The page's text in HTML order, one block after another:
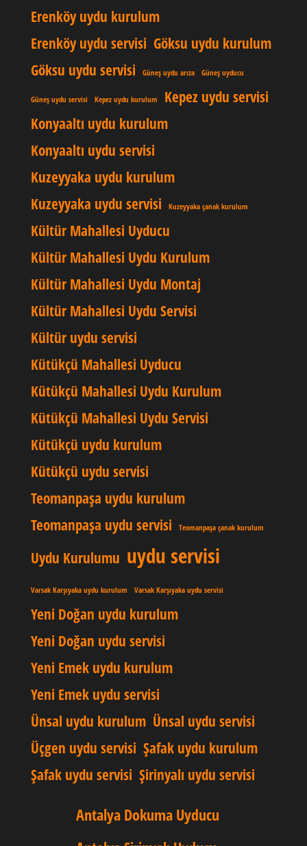
Erenköy uydu kurulum
Erenköy uydu servisi Göksu uydu kurulum
Göksu uydu servisi
Güneş uydu arıza Güneş uyducu
Güneş uydu servisi Kepez uydu kurulum
Kepez uydu servisi
Konyaaltı uydu kurulum
Konyaaltı uydu servisi
Kuzeyyaka uydu kurulum
Kuzeyyaka uydu servisi
Kuzeyyaka çanak kurulum
Kültür Mahallesi Uyducu
Kültür Mahallesi Uydu Kurulum
Kültür Mahallesi Uydu Montaj
Kültür Mahallesi Uydu Servisi
Kültür uydu servisi
Kütükçü Mahallesi Uyducu
Kütükçü Mahallesi Uydu Kurulum
Kütükçü Mahallesi Uydu Servisi
Kütükçü uydu kurulum
Kütükçü uydu servisi
Teomanpaşa uydu kurulum
Teomanpaşa uydu servisi
Teomanpaşa çanak kurulum
Uydu Kurulumu uydu servisi
Varsak Karşıyaka uydu kurulum Varsak Karşıyaka uydu servisi
Yeni Doğan uydu kurulum
Yeni Doğan uydu servisi
Yeni Emek uydu kurulum
Yeni Emek uydu servisi
Ünsal uydu kurulum Ünsal uydu servisi
Üçgen uydu servisi Şafak uydu kurulum
Şafak uydu servisi Şirinyalı uydu servisi
Antalya Dokuma Uyducu